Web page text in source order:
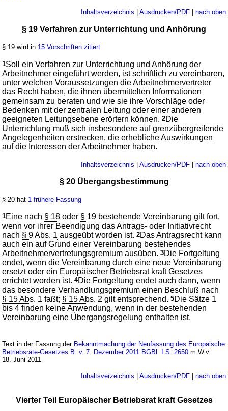
Inhaltsverzeichnis Ausdrucken/PDF| nach oben
§ 19 Verfahren zur Unterrichtung und Anhörung
§ 19 wird in 15 Vorschriften zitiert
1Soll ein Verfahren zur Unterrichtung und Anhörung der
Arbeitnehmer eingeführt werden, ist schriftlich zu vereinbaren,
unter welchen Voraussetzungen die Arbeitnehmervertreter
das Recht haben, die ihnen übermittelten Informationen
gemeinsam zu beraten und wie sie ihre Vorschläge oder
Bedenken mit der zentralen Leitung oder einer anderen
geeigneten Leitungsebene erörtern können.2Die
Unterrichtung muß sich insbesondere auf grenzübergreifende
Angelegenheiten erstrecken, die erhebliche Auswirkungen
auf die Interessen der Arbeitnehmer haben.
Inhaltsverzeichnis Ausdrucken/PDF| nach oben
§ 20 Übergangsbestimmung
§ 20 hat 1 frühere Fassung
1Eine nach § 18 oder § 19 bestehende Vereinbarung gilt fort,
wenn vor ihrer Beendigung das Antrags- oder Initiativrecht
nach § 9 Abs. 1 ausgeübt worden ist.2Das Antragsrecht kann
auch ein auf Grund einer Vereinbarung bestehendes
Arbeitnehmervertretungsgremium ausüben.3Die Fortgeltung
endet, wenn die Vereinbarung durch eine neue Vereinbarung
ersetzt oder ein Europäischer Betriebsrat kraft Gesetzes
errichtet worden ist.4Die Fortgeltung endet auch dann, wenn
das besondere Verhandlungsgremium einen Beschluß nach
§ 15 Abs. 1 faßt; § 15 Abs. 2 gilt entsprechend.5Die Sätze 1
bis 4 finden keine Anwendung, wenn in der bestehenden
Vereinbarung eine Übergangsregelung enthalten ist.
Text in der Fassung der Bekanntmachung der Neufassung des Europäische
Betriebsräte-Gesetzes B. v. 7. Dezember 2011 BGBl. I S. 2650 m.W.v.
18. Juni 2011
Inhaltsverzeichnis Ausdrucken/PDF| nach oben
Vierter Teil Europäischer Betriebsrat kraft Gesetzes